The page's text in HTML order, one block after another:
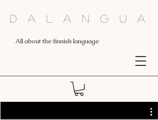
All about the finnish language
Dalangua